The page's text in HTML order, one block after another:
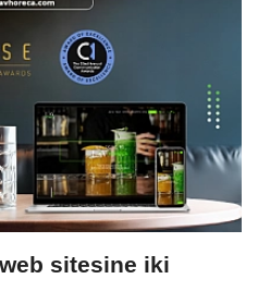
web sitesine iki